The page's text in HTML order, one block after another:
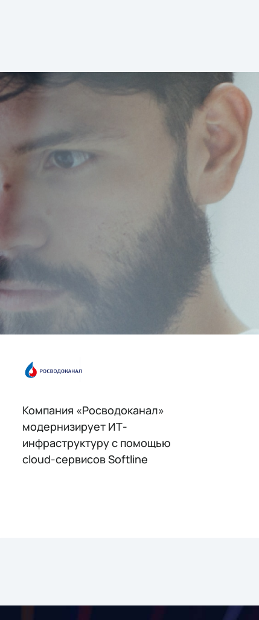
Компания «Росводоканал»
модернизирует ИТ-
инфраструктуру с помощью
cloud-сервисов Softline